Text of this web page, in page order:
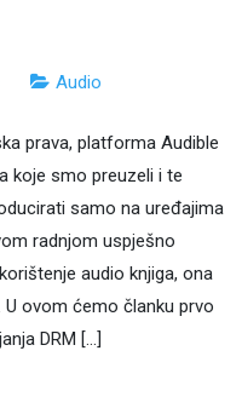
Audio
prava, platforma Audible
koje smo preuzeli i te
samo na uređajima
radnjom uspješno
audio knjiga, ona
ovom ćemo članku prvo
DRM […]